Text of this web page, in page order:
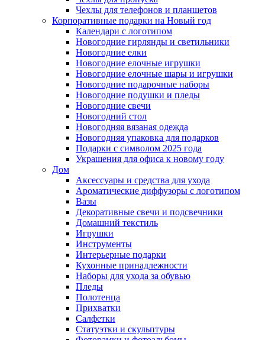
Чехлы для телефонов и планшетов
Корпоративные подарки на Новый год
Календари с логотипом
Новогодние гирлянды и светильники
Новогодние елки
Новогодние елочные игрушки
Новогодние елочные шары и игрушки
Новогодние подарочные наборы
Новогодние подушки и пледы
Новогодние свечи
Новогодний стол
Новогодняя вязаная одежда
Новогодняя упаковка для подарков
Подарки с символом 2025 года
Украшения для офиса к новому году
Дом
Аксессуары и средства для ухода
Ароматические диффузоры с логотипом
Вазы
Декоративные свечи и подсвечники
Домашний текстиль
Игрушки
Инструменты
Интерьерные подарки
Кухонные принадлежности
Наборы для ухода за обувью
Пледы
Полотенца
Прихватки
Салфетки
Статуэтки и скульптуры